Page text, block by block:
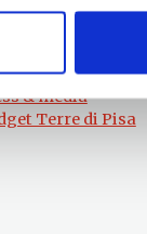
e Servizi
Siamo
& media
Terre di Pisa